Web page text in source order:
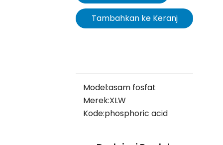
Tambahkan ke Keranj
Model:asam fosfat
Merek:XLW
Kode:phosphoric acid